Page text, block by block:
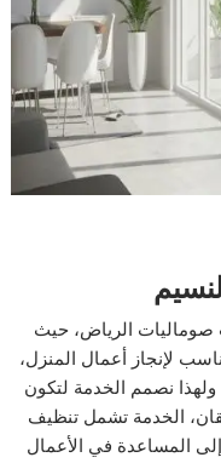
صوماليات الرياض، حيث
لإنجاز أعمال المنزل،
نصمم الخدمة لتكون
الخدمة تشمل تنظيف
المساعدة في الأعمال